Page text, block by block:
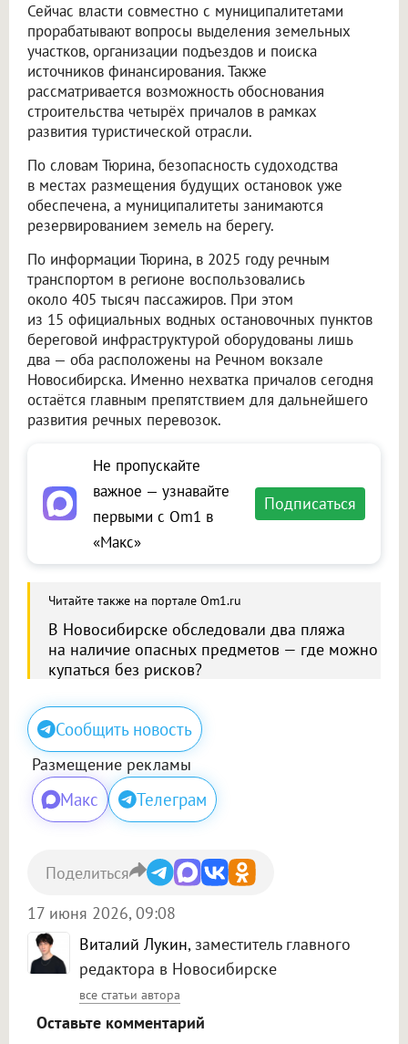
Сейчас власти совместно с муниципалитетами
прорабатывают вопросы выделения земельных
участков, организации подъездов и поиска
источников финансирования. Также
рассматривается возможность обоснования
строительства четырёх причалов в рамках
развития туристической отрасли.
По словам Тюрина, безопасность судоходства
в местах размещения будущих остановок уже
обеспечена, а муниципалитеты занимаются
резервированием земель на берегу.
По информации Тюрина, в 2025 году речным
транспортом в регионе воспользовались
около 405 тысяч пассажиров. При этом
из 15 официальных водных остановочных пунктов
береговой инфраструктурой оборудованы лишь
два — оба расположены на Речном вокзале
Новосибирска. Именно нехватка причалов сегодня
остаётся главным препятствием для дальнейшего
развития речных перевозок.
Не пропускайте
важное — узнавайте
первыми с Om1 в
«Макс»
Подписаться
Читайте также на портале Om1.ru
В Новосибирске обследовали два пляжа
на наличие опасных предметов — где можно
купаться без рисков?
Сообщить новость
Размещение рекламы
Макс Телеграм
Виталий Лукин, заместитель главного
редактора в Новосибирске
все статьи автора
17 июня 2026, 09:08
Поделиться
Оставьте комментарий